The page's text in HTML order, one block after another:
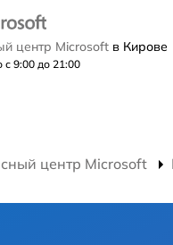
центр Microsoft в Кирове
9:00 до 21:00
центр Microsoft